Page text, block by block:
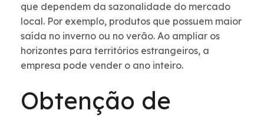
que dependem da sazonalidade do mercado
local. Por exemplo, produtos que possuem maior
saída no inverno ou no verão. Ao ampliar os
horizontes para territórios estrangeiros, a
empresa pode vender o ano inteiro.
Obtenção de